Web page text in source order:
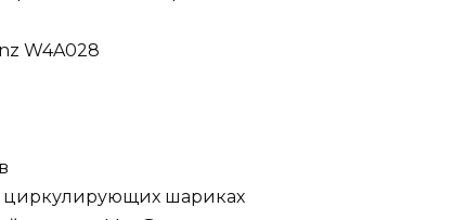
W4A028
циркулирующих шариках